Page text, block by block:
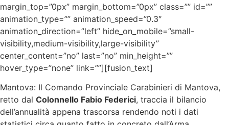
margin_top=”0px” margin_bottom=”0px” class=”” id=””
animation_type=”” animation_speed=”0.3″
animation_direction=”left” hide_on_mobile=”small-
visibility,medium-visibility,large-visibility”
center_content=”no” last=”no” min_height=””
hover_type=”none” link=””][fusion_text]
Mantova: Il Comando Provinciale Carabinieri di Mantova,
retto dal Colonnello Fabio Federici, traccia il bilancio
dell’annualità appena trascorsa rendendo noti i dati